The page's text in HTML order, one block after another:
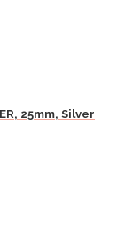
25mm, Silver